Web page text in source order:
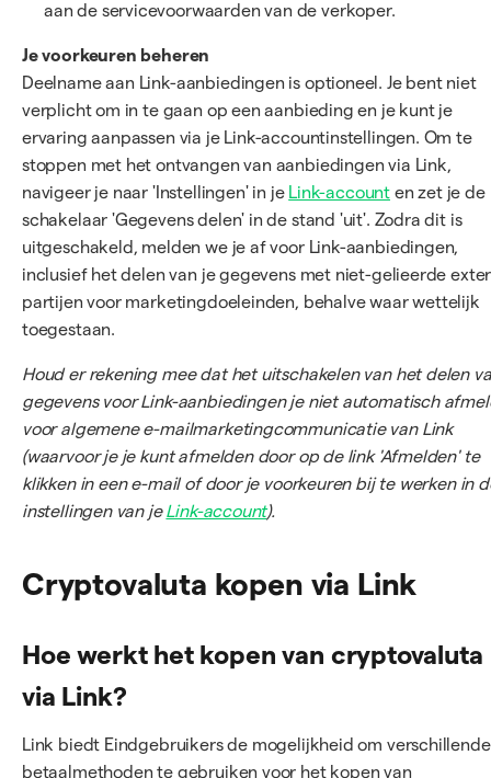
aan de servicevoorwaarden van de verkoper.
Je voorkeuren beheren
Deelname aan Link-aanbiedingen is optioneel. Je bent niet
verplicht om in te gaan op een aanbieding en je kunt je
ervaring aanpassen via je Link-accountinstellingen. Om te
stoppen met het ontvangen van aanbiedingen via Link,
navigeer je naar 'Instellingen' in je Link-account en zet je de
schakelaar 'Gegevens delen' in de stand 'uit'. Zodra dit is
uitgeschakeld, melden we je af voor Link-aanbiedingen,
inclusief het delen van je gegevens met niet-gelieerde
partijen voor marketingdoeleinden, behalve waar wettelijk
toegestaan.
Houd er rekening mee dat het uitschakelen van het delen
gegevens voor Link-aanbiedingen je niet automatisch
voor algemene e-mailmarketingcommunicatie van Link
(waarvoor je je kunt afmelden door op de link 'Afmelden' te
klikken in een e-mail of door je voorkeuren bij te werken in
instellingen van jeLink-account).
Cryptovaluta kopen via Link
Hoe werkt het kopen van cryptovaluta
via Link?
Link biedt Eindgebruikers de mogelijkheid om verschillende
betaalmethoden te gebruiken voor het kopen van